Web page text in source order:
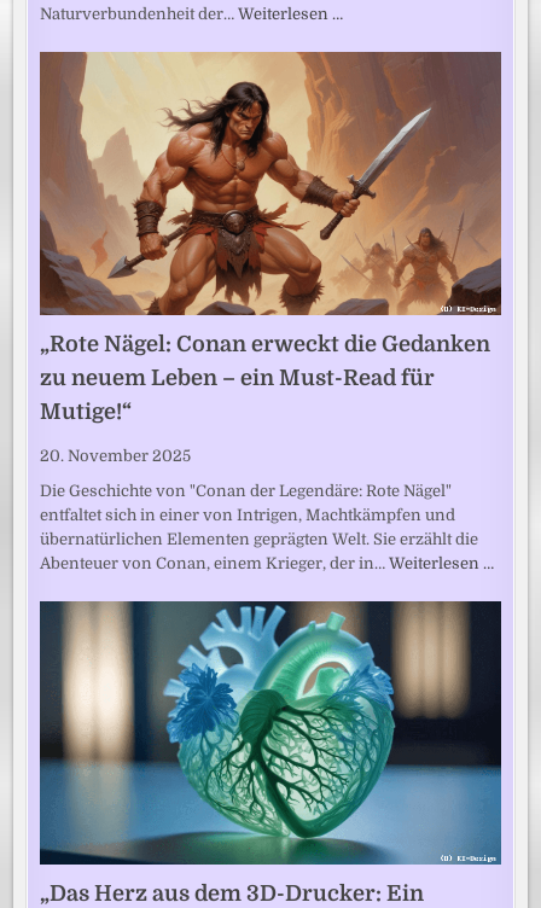
Naturverbundenheit der…Weiterlesen …
„Rote Nägel: Conan erweckt die Gedanken
zu neuem Leben – ein Must-Read für
Mutige!“
20. November 2025
Die Geschichte von "Conan der Legendäre: Rote Nägel"
entfaltet sich in einer von Intrigen, Machtkämpfen und
übernatürlichen Elementen geprägten Welt. Sie erzählt die
Abenteuer von Conan, einem Krieger, der in…Weiterlesen …
„Das Herz aus dem 3D-Drucker: Ein